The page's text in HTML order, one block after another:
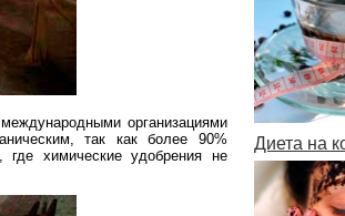
организациями
так как более 90%
где химические удобрения не
Диета на